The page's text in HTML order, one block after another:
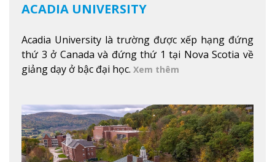
ACADIA UNIVERSITY
Acadia University là trường được xếp hạng đứng
thứ 3 ở Canada và đứng thứ 1 tại Nova Scotia về
giảng dạy ở bậc đại học. Xem thêm